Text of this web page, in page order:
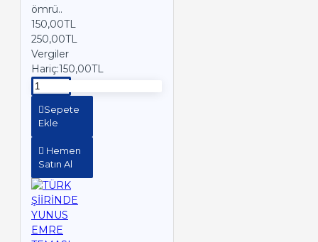
ömrü..
150,00TL
250,00TL
Vergiler
Hariç:150,00TL
Sepete
Ekle
Hemen
Satın Al